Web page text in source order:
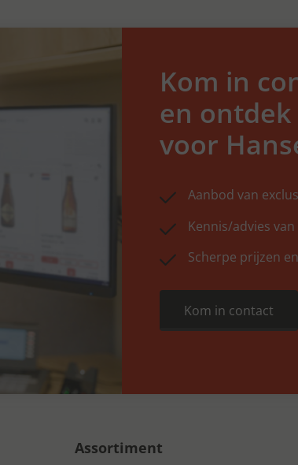
Kom in
en
voor
Aanbod van
Kennis/advies
Scherpe prijzen
Kom in contact
Assortiment